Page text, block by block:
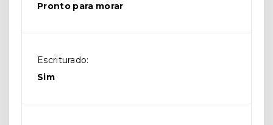
Pronto para morar
Escriturado:
Sim